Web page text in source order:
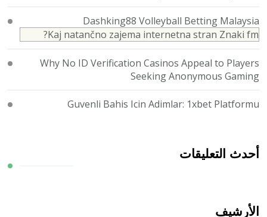
Dashking88 Volleyball Betting Malaysia
Kaj natančno zajema internetna stran Znaki fm?
Why No ID Verification Casinos Appeal to Players
Seeking Anonymous Gaming
Guvenli Bahis Icin Adimlar: 1xbet Platformu
أحدث التعليقات
الأرشيف